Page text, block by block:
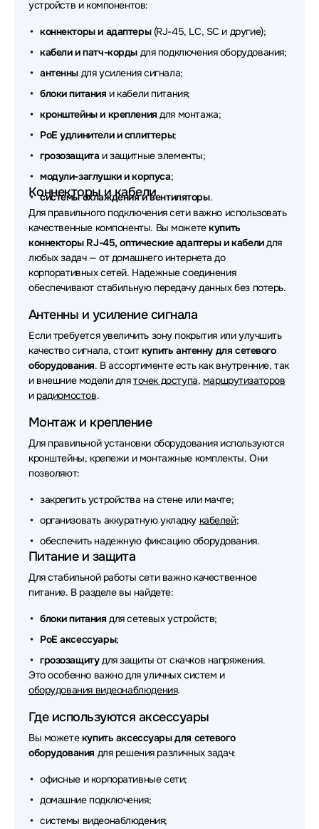
Аксессуары для сетевого оборудования TP-Link
Аксессуары для сетевого оборудования Planet
Аксессуары для сетевого оборудования Supermicro
Аксессуары для сетевого оборудования OSNOVO
Аксессуары для сетевого оборудования Origo
Аксессуары для сетевого оборудования
ADVANTECH
Аксессуары для сетевого оборудования Fibo
Аксессуары для сетевого оборудования
WYRESTORM
Аксессуары для сетевого оборудования Триколор
Аксессуары для сетевого оборудования Lonte
Technology
Аксессуары для сетевого оборудования JPC
Аксессуары для сетевого оборудования Digma
Аксессуары для сетевого оборудования
Greenconnect
Аксессуары для сетевого оборудования PowerTone
Аксессуары для сетевого оборудования Zyxel
Аксессуары для сетевого оборудования Nvidia
Аксессуары для сетевого оборудования Savant
Аксессуары для сетевого оборудования Lenovo
Аксессуары для сетевого оборудования Chenbro
Аксессуары для сетевого оборудования CUDY
Аксессуары для сетевого оборудования FSP
Аксессуары для сетевого оборудования Qnap
Аксессуары для сетевого оборудования NingBo
Аксессуары для сетевого оборудования Broadcom
Аксессуары для сетевого оборудования Lonte
устройств и компонентов:
коннекторы и адаптеры(RJ-45, LC, SC и другие);
кабели и патч-корды для подключения оборудования;
антенны для усиления сигнала;
блоки питания и кабели питания;
кронштейны и крепления для монтажа;
PoE удлинители и сплиттеры;
грозозащита и защитные элементы;
модули-заглушки и корпуса;
системы охлаждения и вентиляторы.
Коннекторы и кабели
Для правильного подключения сети важно использовать
качественные компоненты. Вы можетекупить
коннекторы RJ-45, оптические адаптеры и кабелидля
любых задач — от домашнего интернета до
корпоративных сетей. Надежные соединения
обеспечивают стабильную передачу данных без потерь.
Антенны и усиление сигнала
Если требуется увеличить зону покрытия или улучшить
качество сигнала, стоиткупить антенну для сетевого
оборудования. В ассортименте есть как внутренние, так
и внешние модели дляточек доступа, маршрутизаторов
и радиомостов.
Монтаж и крепление
Для правильной установки оборудования используются
кронштейны, крепежи и монтажные комплекты. Они
позволяют:
закрепить устройства на стене или мачте;
организовать аккуратную укладку кабелей;
обеспечить надежную фиксацию оборудования.
Питание и защита
Для стабильной работы сети важно качественное
питание. В разделе вы найдете:
блоки питания для сетевых устройств;
PoE аксессуары;
грозозащитудля защиты от скачков напряжения.
Это особенно важно для уличных систем и
оборудования видеонаблюдения.
Где используются аксессуары
Вы можетекупить аксессуары для сетевого
оборудования для решения различных задач:
офисные и корпоративные сети;
домашние подключения;
системы видеонаблюдения;